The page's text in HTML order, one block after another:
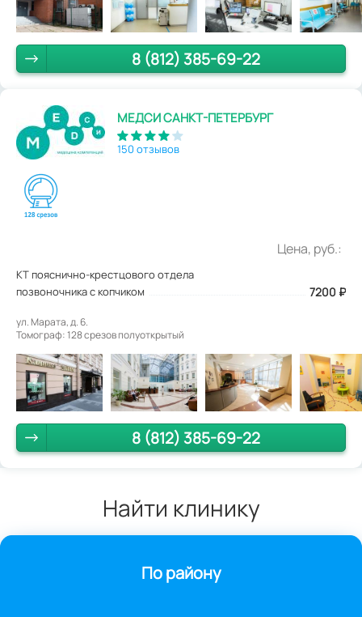
8 (812) 385-69-22
МЕДСИ САНКТ-ПЕТЕРБУРГ
150 отзывов
Цена, руб.:
КТ пояснично-крестцового отдела
позвоночника с копчиком
7200 ₽
ул. Марата, д. 6.
Томограф: 128 срезов полуоткрытый
8 (812) 385-69-22
Найти клинику
По району